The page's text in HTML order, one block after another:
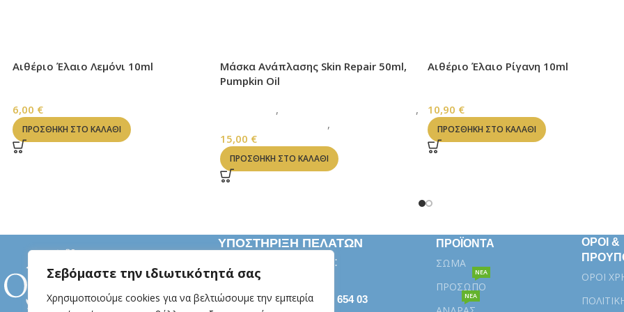
Σεβόμαστε την ιδιωτικότητά σας
Χρησιμοποιούμε cookies για να βελτιώσουμε την εμπειρία
Αιθέριο Έλαιο Λεμόνι 10ml
6,00 €
ΠΡΟΣΘΉΚΗ ΣΤΟ ΚΑΛΆΘΙ
Μάσκα Ανάπλασης Skin Repair 50ml,
Pumpkin Oil
,
,
,
15,00 €
ΠΡΟΣΘΉΚΗ ΣΤΟ ΚΑΛΆΘΙ
Αιθέριο Έλαιο Ρίγανη 10ml
10,90 €
ΠΡΟΣΘΉΚΗ ΣΤΟ ΚΑΛΆΘΙ
ΥΠΟΣΤΗΡΙΞΗ ΠΕΛΑΤΩΝ
Δευτέρα- Παρασκευή:
09:00-14:30
Βενιζελου 71, Καβάλα 654 03
ΠΡΟΪΟΝΤΑ
ΣΩΜΑ
ΠΡΟΣΩΠΟ
ΝΕΑ
ΝΕΑ
ΟΡΟΙ &
ΟΡΟΙ